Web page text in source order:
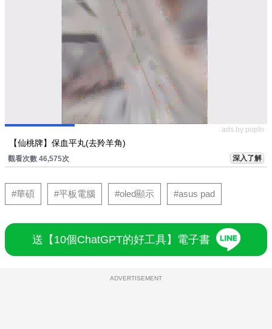
ads by popIn
【仙桃牌】保血平丸(去羚羊角)
觀看次數 46,575次 深入了解
#華碩 #平板電腦 #oled顯示 #asus pad
送【10個ChatGPT的好工具】電子書
ADVERTISEMENT